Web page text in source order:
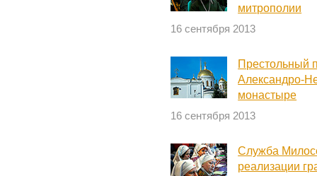
митрополии
16 сентября 2013
Престольный
Александро-
монастыре
16 сентября 2013
Служба
реализации